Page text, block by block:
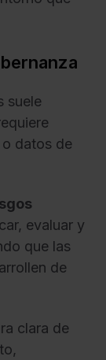
suele
datos de
evaluar y
que las
de
clara de